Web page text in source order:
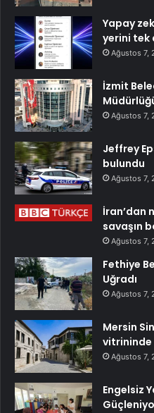
Yapay
yerini tek
Ağustos 7,
İzmit
Ağustos 7,
Jeffrey
bulundu
Ağustos 7,
İran’dan
savaşın
Ağustos 7,
Fethiye
Uğradı
Ağustos 7,
Mersin
vitrininde
Ağustos 7,
Engelsiz